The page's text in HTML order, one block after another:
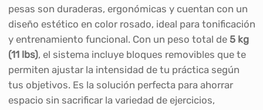
pesas son duraderas, ergonómicas y cuentan con un
diseño estético en color rosado, ideal para tonificación
y entrenamiento funcional. Con un peso total de 5 kg
(11 lbs), el sistema incluye bloques removibles que te
permiten ajustar la intensidad de tu práctica según
tus objetivos. Es la solución perfecta para ahorrar
espacio sin sacrificar la variedad de ejercicios,